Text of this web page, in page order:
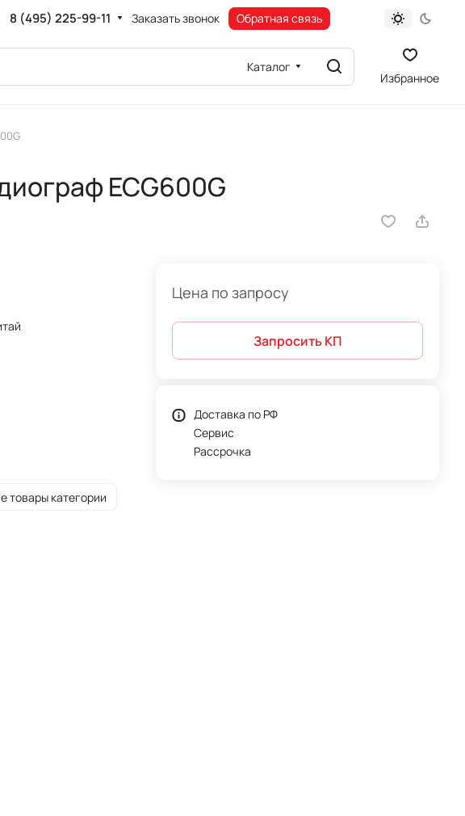
8 (495) 225-99-11 Заказать звонок Обратная связь
Каталог
Избранное
ECG600G
товары категории
Цена по запросу
Запросить КП
Доставка по РФ
Сервис
Рассрочка